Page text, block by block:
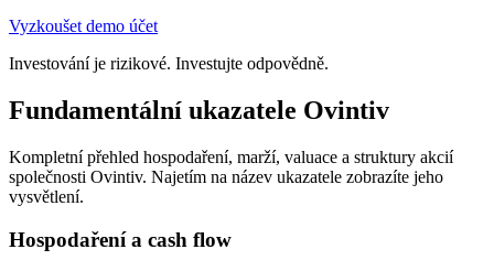
Vyzkoušet demo účet
Investování je rizikové. Investujte odpovědně.
Fundamentální ukazatele Ovintiv
Kompletní přehled hospodaření, marží, valuace a struktury akcií
společnosti Ovintiv. Najetím na název ukazatele zobrazíte jeho
vysvětlení.
Hospodaření a cash flow